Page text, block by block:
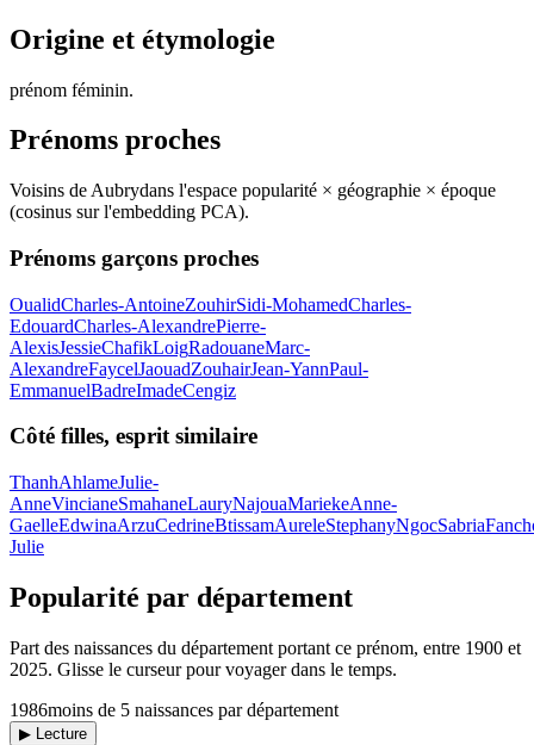
Origine et étymologie
prénom féminin.
Prénoms proches
Voisins de Aubrydans l'espace popularité × géographie × époque
(cosinus sur l'embedding PCA).
Prénoms garçons proches
OualidCharles-AntoineZouhirSidi-MohamedCharles-
EdouardCharles-AlexandrePierre-
AlexisJessieChafikLoigRadouaneMarc-
AlexandreFaycelJaouadZouhairJean-YannPaul-
EmmanuelBadreImadeCengiz
Côté filles, esprit similaire
ThanhAhlameJulie-
AnneVincianeSmahaneLauryNajouaMariekeAnne-
GaelleEdwinaArzuCedrineBtissamAureleStephanyNgocSabria
Julie
Popularité par département
Part des naissances du département portant ce prénom, entre 1900 et
2025. Glisse le curseur pour voyager dans le temps.
1986moins de 5 naissances par département
▶ Lecture